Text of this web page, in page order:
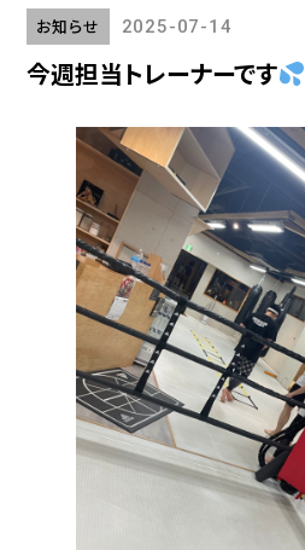
お知らせ 2025-07-14
今週担当トレーナーです